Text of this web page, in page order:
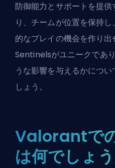
防御能力とサポートを提
り、チームが位置を保持
的なプレイの機会を作り出
Sentinelsがユニークであ
うな影響を与えるかにつ
しょう。
Valorantで
は何でしょ